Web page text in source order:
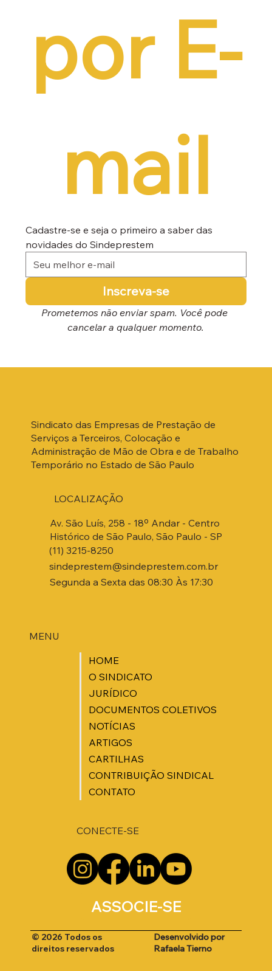
por E-
mail
Cadastre-se e seja o primeiro a saber das
novidades do Sindeprestem
Inscreva-se
Prometemos não enviar spam. Você pode
cancelar a qualquer momento.
Sindicato das Empresas de Prestação de
Serviços a Terceiros, Colocação e
Administração de Mão de Obra e de Trabalho
Temporário no Estado de São Paulo
MENU
HOME
O SINDICATO
JURÍDICO
DOCUMENTOS COLETIVOS
NOTÍCIAS
ARTIGOS
CARTILHAS
CONTRIBUIÇÃO SINDICAL
CONTATO
Av. São Luís, 258 - 18º Andar - Centro
Histórico de São Paulo, São Paulo - SP
(11) 3215-8250
sindeprestem@sindeprestem.com.br
Segunda a Sexta das 08:30 Às 17:30
LOCALIZAÇÃO
ASSOCIE-SE
CONECTE-SE
© 2026 Todos os
direitos reservados
Desenvolvido por
Rafaela Tierno